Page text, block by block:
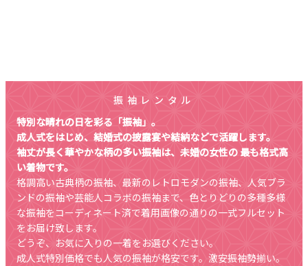
振袖レンタル
特別な晴れの日を彩る「振袖」。
成人式をはじめ、結婚式の披露宴や結納などで活躍します。
袖丈が長く華やかな柄の多い振袖は、未婚の女性の 最も格式高
い着物です。
格調高い古典柄の振袖、最新のレトロモダンの振袖、人気ブラ
ンドの振袖や芸能人コラボの振袖まで、色とりどりの多種多様
な振袖をコーディネート済で着用画像の通りの一式フルセット
をお届け致します。
どうぞ、お気に入りの一着をお選びください。
成人式特別価格でも人気の振袖が格安です。激安振袖勢揃い。